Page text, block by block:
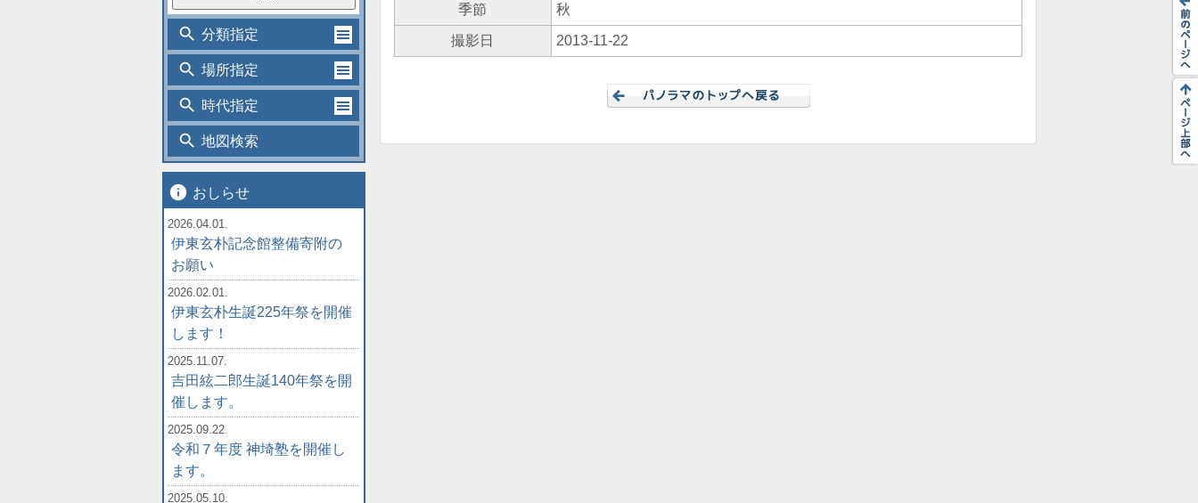
季節 秋
撮影日 2013-11-22
search 分類指定
search 場所指定
search 時代指定
search 地図検索
info おしらせ
2026.04.01.
伊東玄朴記念館整備寄附の
お願い
2026.02.01.
伊東玄朴生誕225年祭を開催
します！
2025.11.07.
吉田絃二郎生誕140年祭を開
催します。
2025.09.22.
令和７年度 神埼塾を開催し
ます。
2025.05.10.